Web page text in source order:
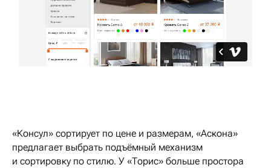
«Консул» сортирует по цене и размерам, «Аскона»
предлагает выбрать подъёмный механизм
и сортировку по стилю. У «Торис» больше простора